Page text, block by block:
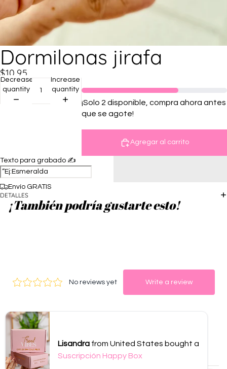
Dormilonas jirafa
$10.95
Decrease
quantity
Increase
quantity
¡Solo 2 disponible, compra ahora antes
que se agote!
Agregar al carrito
Texto para grabado ✍️
Envío GRATIS
DETALLES
¡También podría gustarte esto!
Lisandra from United States bought a
Suscripción Happy Box